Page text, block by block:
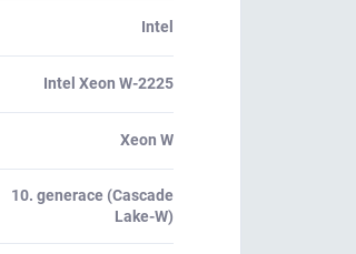
Intel
Intel Xeon W-2225
Xeon W
10. generace (Cascade
Lake-W)